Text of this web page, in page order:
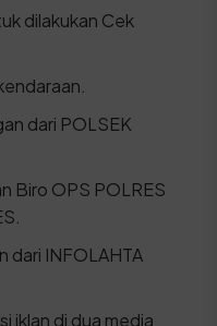
dilakukan Cek
dari POLSEK
Biro OPS POLRES
dari INFOLAHTA
iklan di dua media